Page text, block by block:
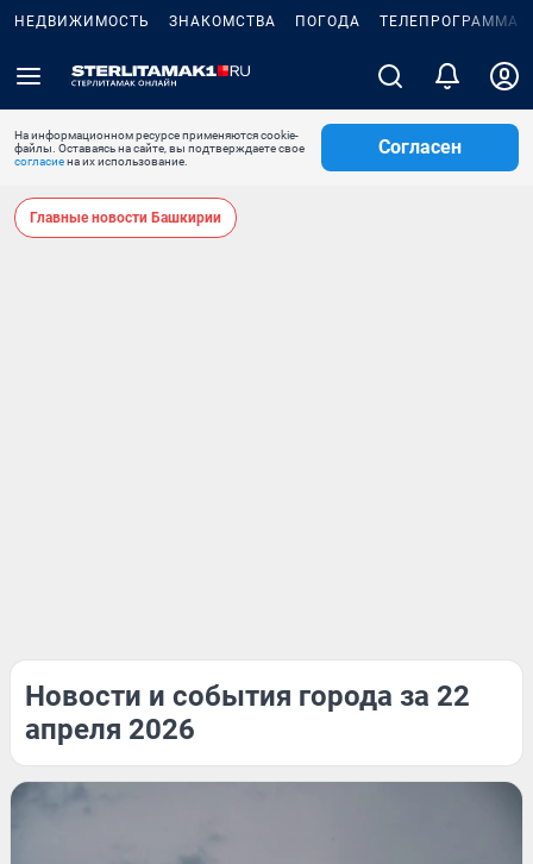
НЕДВИЖИМОСТЬ ЗНАКОМСТВА ПОГОДА ТЕЛЕПРОГРАММА
На информационном ресурсе применяются cookie-
файлы. Оставаясь на сайте, вы подтверждаете свое
согласиена их использование.
Согласен
Главные новости Башкирии
Новости и события города за 22
апреля 2026